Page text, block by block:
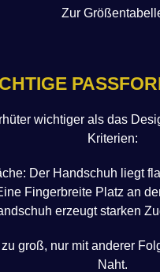
Zur
wichtiger als das
Kriterien:
Der Handschuh liegt
Fingerbreite Platz an
erzeugt starken
groß, nur mit anderer
Naht.